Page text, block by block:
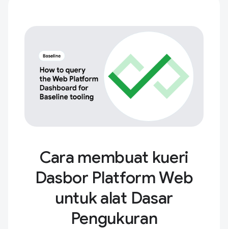
Cara membuat kueri
Dasbor Platform Web
untuk alat Dasar
Pengukuran